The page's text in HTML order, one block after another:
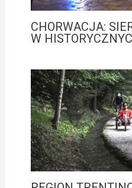
CHORWACJA:
W